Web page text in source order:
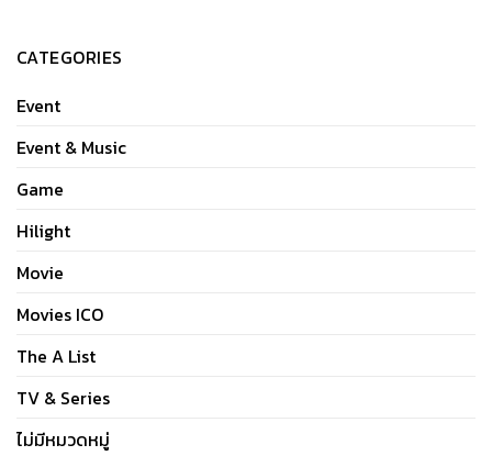
CATEGORIES
Event
Event & Music
Game
Hilight
Movie
Movies ICO
The A List
TV & Series
ไม่มีหมวดหมู่